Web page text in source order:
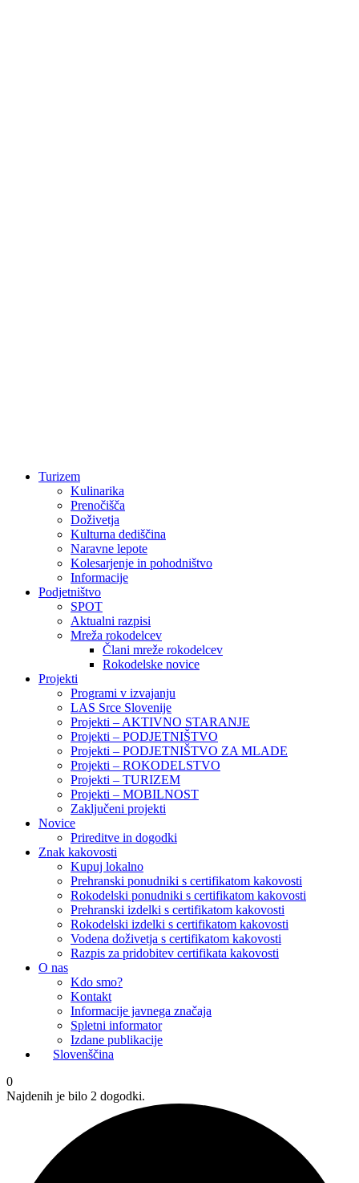
Turizem
Kulinarika
Prenočišča
Doživetja
Kulturna dediščina
Naravne lepote
Kolesarjenje in pohodništvo
Informacije
Podjetništvo
SPOT
Aktualni razpisi
Mreža rokodelcev
Člani mreže rokodelcev
Rokodelske novice
Projekti
Programi v izvajanju
LAS Srce Slovenije
Projekti – AKTIVNO STARANJE
Projekti – PODJETNIŠTVO
Projekti – PODJETNIŠTVO ZA MLADE
Projekti – ROKODELSTVO
Projekti – TURIZEM
Projekti – MOBILNOST
Zaključeni projekti
Novice
Prireditve in dogodki
Znak kakovosti
Kupuj lokalno
Prehranski ponudniki s certifikatom kakovosti
Rokodelski ponudniki s certifikatom kakovosti
Prehranski izdelki s certifikatom kakovosti
Rokodelski izdelki s certifikatom kakovosti
Vodena doživetja s certifikatom kakovosti
Razpis za pridobitev certifikata kakovosti
O nas
Kdo smo?
Kontakt
Informacije javnega značaja
Spletni informator
Izdane publikacije
Slovenščina
0
Najdenih je bilo 2 dogodki.